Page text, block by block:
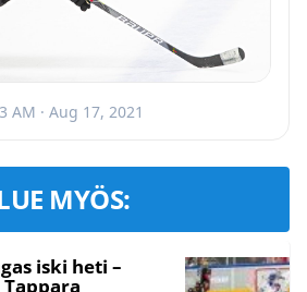
AM · Aug 17, 2021
MYÖS:
iski heti –